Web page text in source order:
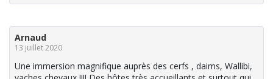
Arnaud
13 juillet 2020
Une immersion magnifique auprès des cerfs , daims, Wallibi,